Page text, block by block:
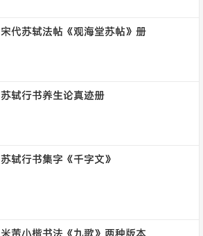
宋代苏轼法帖《观海堂苏帖》册
苏轼行书养生论真迹册
苏轼行书集字《千字文》
米芾小楷书法《九歌》两种版本